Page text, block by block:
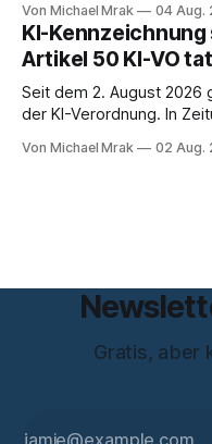
über zehn Jahre
zum Thema
inhaltlich dichter als die
und beantwortet einige
Von Michael Mrak 04 Aug.
KI-Kennzeichnung
Artikel 50 KI-VO
Seit dem 2. August 2026
der KI-Verordnung. In
trotzdem falsch ist: Ab
Von Michael Mrak 02 Aug.
Gratis, aber